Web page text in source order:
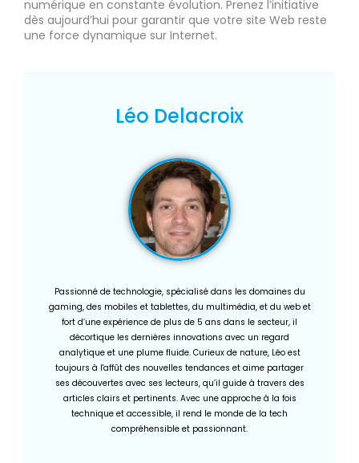
numérique en constante évolution. Prenez l’initiative
dès aujourd’hui pour garantir que votre site Web reste
une force dynamique sur Internet.
Léo Delacroix
Passionné de technologie, spécialisé dans les domaines du
gaming, des mobiles et tablettes, du multimédia, et du web et
fort d’une expérience de plus de 5 ans dans le secteur, il
décortique les dernières innovations avec un regard
analytique et une plume fluide. Curieux de nature, Léo est
toujours à l'affût des nouvelles tendances et aime partager
ses découvertes avec ses lecteurs, qu’il guide à travers des
articles clairs et pertinents. Avec une approche à la fois
technique et accessible, il rend le monde de la tech
compréhensible et passionnant.